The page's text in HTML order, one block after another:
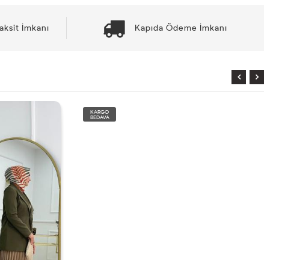
İmkanı Kapıda Ödeme İmkanı
KARGO
BEDAVA